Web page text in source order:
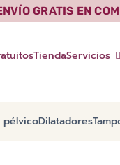
GRATIS EN
TiendaServicios
pélvicoDilatadores